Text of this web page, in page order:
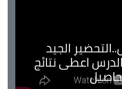
الجيد
اعطى نتائج